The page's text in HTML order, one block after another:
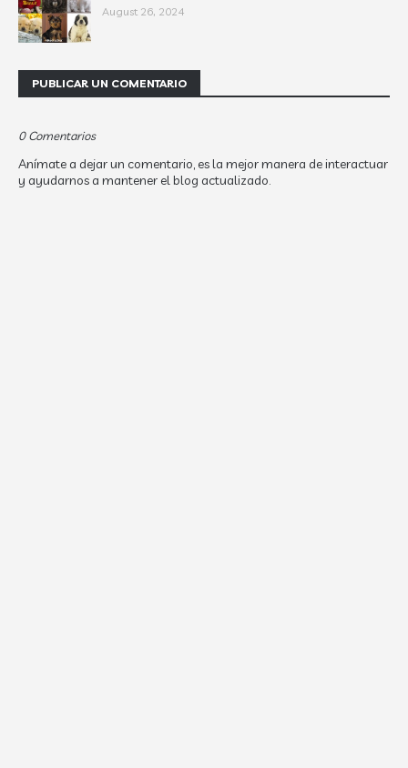
August 26, 2024
PUBLICAR UN COMENTARIO
0 Comentarios
Anímate a dejar un comentario, es la mejor manera de interactuar
y ayudarnos a mantener el blog actualizado.